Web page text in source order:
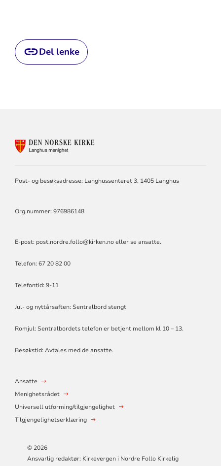
Del lenke
Post- og besøksadresse: Langhussenteret 3, 1405 Langhus
Org.nummer: 976986148
E-post: post.nordre.follo@kirken.noeller se ansatte.
Telefon: 67 20 82 00
Telefontid: 9-11
Jul- og nyttårsaften: Sentralbord stengt
Romjul: Sentralbordets telefon er betjent mellom kl 10 – 13.
Besøkstid: Avtales med de ansatte.
Ansatte
Menighetsrådet
Universell utforming/tilgjengelighet
Tilgjengelighetserklæring
© 2026
Ansvarlig redaktør: Kirkevergen i Nordre Follo Kirkelig